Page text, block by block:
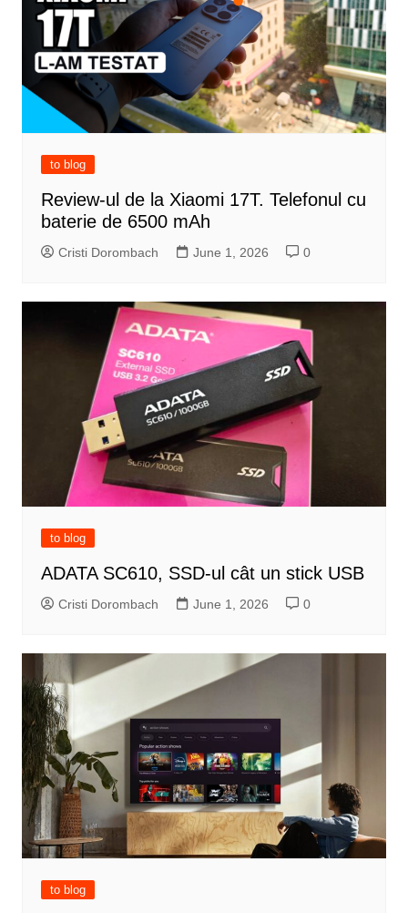
to blog
Review-ul de la Xiaomi 17T. Telefonul cu
baterie de 6500 mAh
Cristi Dorombach June 1, 2026 0
to blog
ADATA SC610, SSD-ul cât un stick USB
Cristi Dorombach June 1, 2026 0
to blog